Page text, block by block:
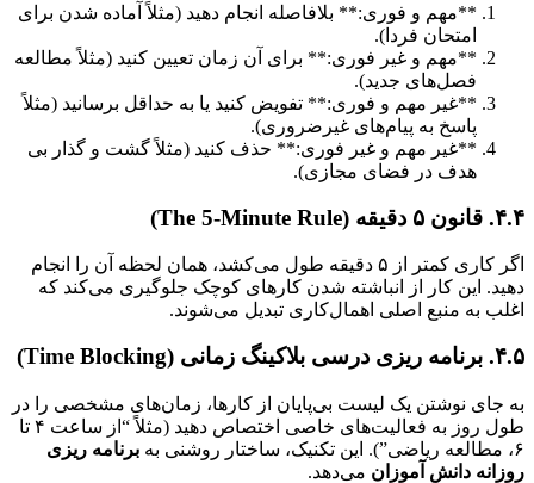
**مهم و فوری:** بلافاصله انجام دهید (مثلاً آماده شدن برای
امتحان فردا).
**مهم و غیر فوری:** برای آن زمان تعیین کنید (مثلاً مطالعه
فصل‌های جدید).
**غیر مهم و فوری:** تفویض کنید یا به حداقل برسانید (مثلاً
پاسخ به پیام‌های غیرضروری).
**غیر مهم و غیر فوری:** حذف کنید (مثلاً گشت و گذار بی
هدف در فضای مجازی).
اگر کاری کمتر از ۵ دقیقه طول می‌کشد، همان لحظه آن را انجام
این کار از انباشته شدن کارهای کوچک جلوگیری می‌کند که
به منبع اصلی اهمال‌کاری تبدیل می‌شوند.
نوشتن یک لیست بی‌پایان از کارها، زمان‌های مشخصی را در
طول روز به فعالیت‌های خاصی اختصاص دهید (مثلاً “از ساعت ۴ تا
برنامه ریزی
دانش آموزانمی‌دهد.